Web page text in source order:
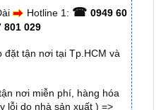
tận nơi tại Tp.HCM và
nơi miễn phí, hàng hóa
lỗi do nhà sản xuất ) =>